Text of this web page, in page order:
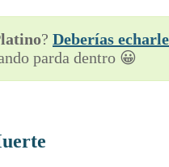
? Deberías
parda dentro 😀